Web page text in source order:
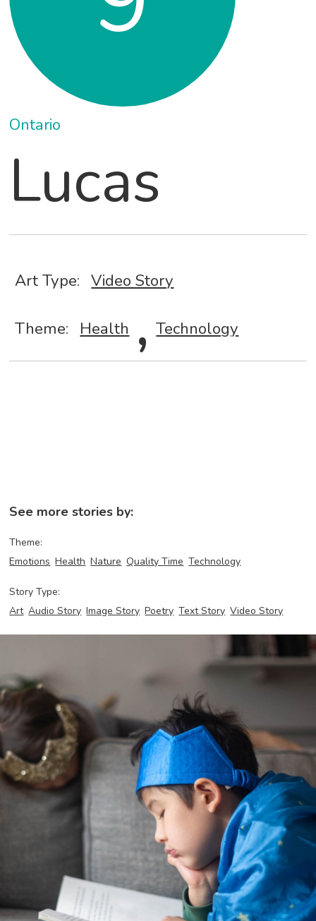
Ontario
Lucas
Art Type: Video Story
Theme: Health , Technology
See more stories by:
Theme:
Emotions Health Nature Quality Time Technology
Story Type:
Art Audio Story Image Story Poetry Text Story Video Story